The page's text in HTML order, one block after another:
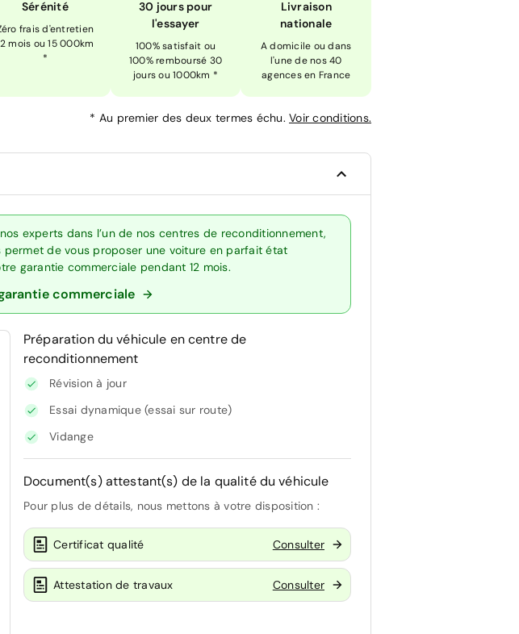
Sérénité
frais d'entretien
mois ou 15 000km
*
30 jours pour
l'essayer
100% satisfait ou
100% remboursé 30
jours ou 1000km *
Livraison
nationale
A domicile ou dans
l'une de nos 40
agences en France
* Au premier des deux termes échu. Voir conditions.
experts dans l’un de nos centres de reconditionnement,
de vous proposer une voiture en parfait état
garantie commerciale pendant 12 mois.
commerciale
Préparation du véhicule en centre de
reconditionnement
Révision à jour
Essai dynamique (essai sur route)
Vidange
Document(s) attestant(s) de la qualité du véhicule
Pour plus de détails, nous mettons à votre disposition :
Certificat qualité Consulter
Attestation de travaux Consulter